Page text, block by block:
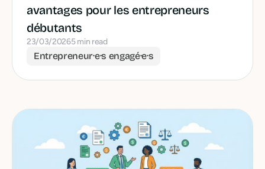
avantages pour les entrepreneurs
débutants
23/03/20265 min read
Entrepreneur·e·s engagé·e·s